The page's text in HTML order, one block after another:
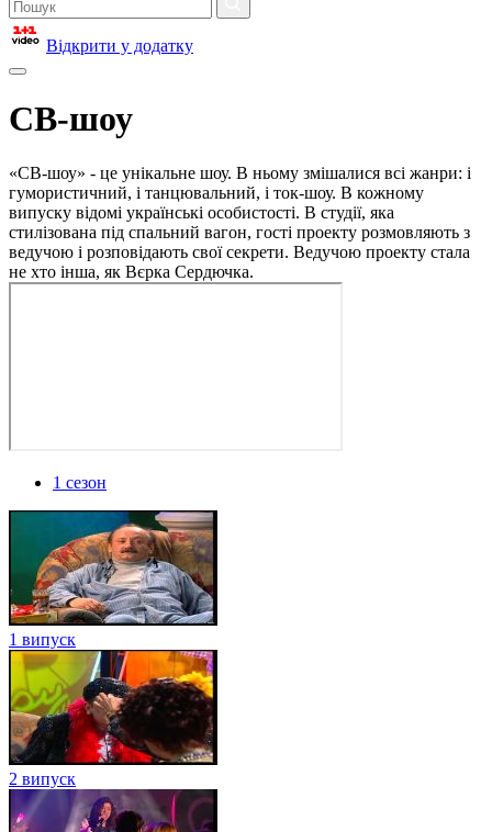
Відкрити у додатку
СВ-шоу
«СВ-шоу» - це унікальне шоу. В ньому змішалися всі жанри: і
гумористичний, і танцювальний, і ток-шоу. В кожному
випуску відомі українські особистості. В студії, яка
стилізована під спальний вагон, гості проекту розмовляють з
ведучою і розповідають свої секрети. Ведучою проекту стала
не хто інша, як Вєрка Сердючка.
1 сезон
1 випуск
2 випуск